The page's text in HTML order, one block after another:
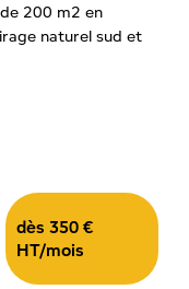
200 m2 en
naturel sud et
dès 350 €
HT/mois